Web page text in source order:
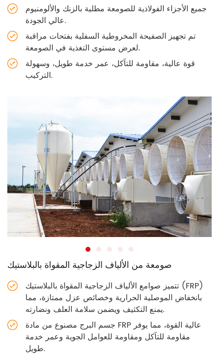
جميع الأجزاء الفولاذية للصومعة مطلية بالزنك والألومنيوم
عالي الجودة.
تم تجهيز الصفيحة المخروطية السفلية بفتحات مراقبة
لعرض مستوى التغذية في الصومعة.
قوة عالية، مقاومة للتآكل، عمر خدمة طويل، وسهولة
التركيب.
صومعة من الألياف الزجاجية المقواة بالبلاستيك
تتميز صوامع الألياف الزجاجية المقواة بالبلاستيك (FRP)
بانخفاض الموصلية الحرارية وخصائص عزل ممتازة، مما
يمنع التكثيف ويضمن سلامة العلف ونضارته.
جسم البرج مصنوع من مادة FRP عالية القوة، مما يوفر
مقاومة للتآكل ومقاومة للعوامل الجوية وعمر خدمة
طويل.